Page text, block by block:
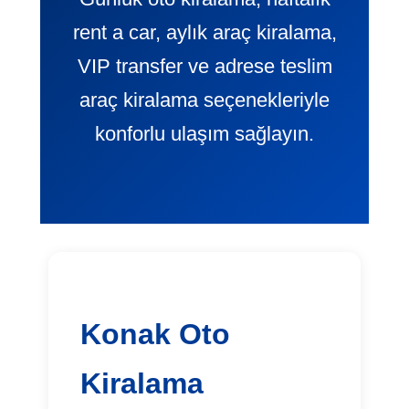
rent a car, aylık araç kiralama,
VIP transfer ve adrese teslim
araç kiralama seçenekleriyle
konforlu ulaşım sağlayın.
Konak Oto
Kiralama